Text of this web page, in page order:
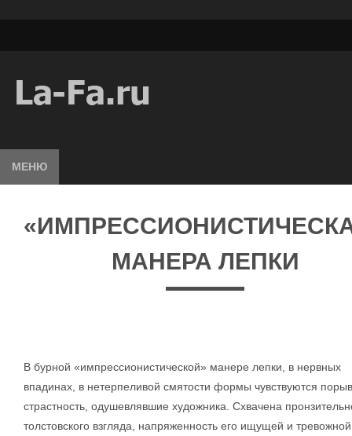
МЕНЮ
МАНЕРА ЛЕПКИ
В бурной «импрессионистической» манере лепки, в нервных
впадинах, в нетерпеливой смятости формы чувствуются
страстность, одушевлявшие художника. Схвачена
толстовского взгляда, напряженность его ищущей и тревожной